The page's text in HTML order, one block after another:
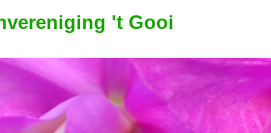
't Gooi